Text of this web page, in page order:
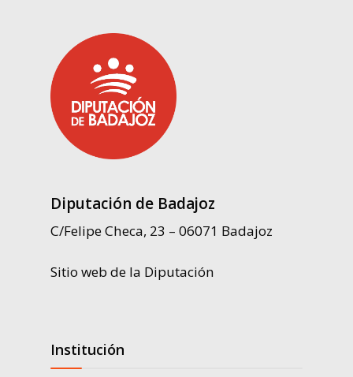
Diputación de Badajoz
C/Felipe Checa, 23 – 06071 Badajoz
Sitio web de la Diputación
Institución